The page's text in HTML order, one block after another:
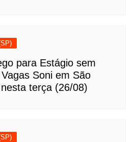
para Estágio sem
Soni em São
terça (26/08)